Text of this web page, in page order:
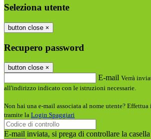
Seleziona utente
button close ×
Recupero password
button close ×
E-mail Verrà
all'indirizzo indicato con le istruzioni necessarie.
Non hai una e-mail associata al nome utente? Effettua
tramite la Login Spaggiari
E-mail inviata, si prega di controllare la